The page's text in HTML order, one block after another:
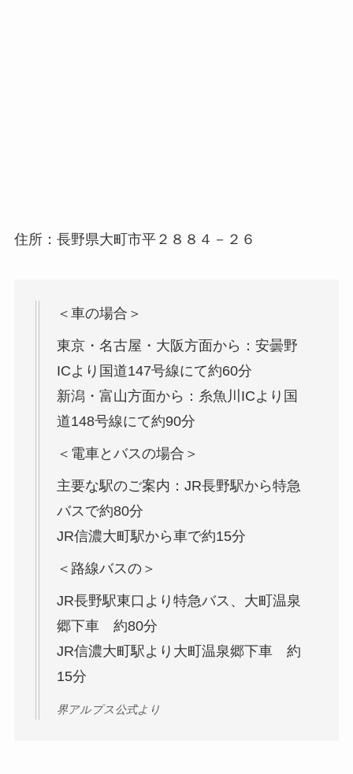
住所：長野県大町市平２８８４－２６
＜車の場合＞
東京・名古屋・大阪方面から：安曇野
ICより国道147号線にて約60分
新潟・富山方面から：糸魚川ICより国
道148号線にて約90分
＜電車とバスの場合＞
主要な駅のご案内：JR長野駅から特急
バスで約80分
JR信濃大町駅から車で約15分
＜路線バスの＞
JR長野駅東口より特急バス、大町温泉
郷下車 約80分
JR信濃大町駅より大町温泉郷下車 約
15分
界アルプス公式より